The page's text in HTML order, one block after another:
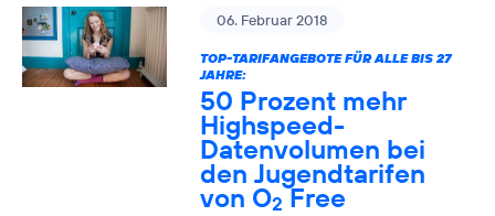
06. Februar 2018
TOP-TARIFANGEBOTE FÜR ALLE BIS 27
JAHRE:
50 Prozent mehr
Highspeed-
Datenvolumen bei
den Jugendtarifen
von O2Free